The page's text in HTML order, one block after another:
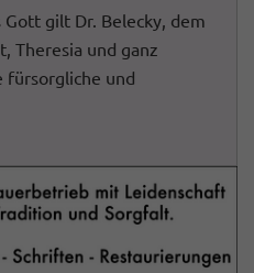
gilt Dr. Belecky, dem
Theresia und ganz
fürsorgliche und